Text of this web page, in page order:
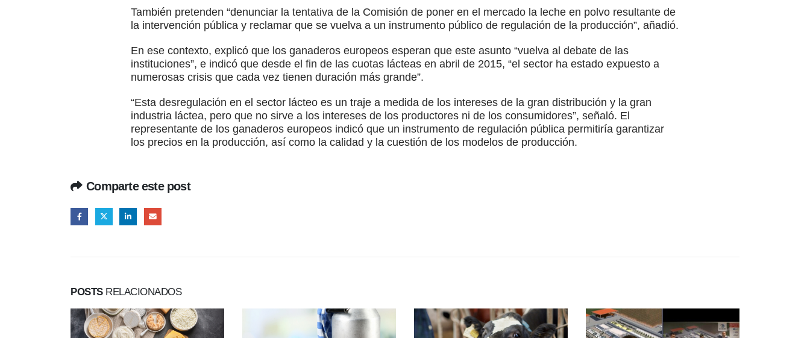
También pretenden “denunciar la tentativa de la Comisión de poner en el mercado la leche en polvo resultante de
la intervención pública y reclamar que se vuelva a un instrumento público de regulación de la producción”, añadió.
En ese contexto, explicó que los ganaderos europeos esperan que este asunto “vuelva al debate de las
instituciones”, e indicó que desde el fin de las cuotas lácteas en abril de 2015, “el sector ha estado expuesto a
numerosas crisis que cada vez tienen duración más grande”.
“Esta desregulación en el sector lácteo es un traje a medida de los intereses de la gran distribución y la gran
industria láctea, pero que no sirve a los intereses de los productores ni de los consumidores”, señaló. El
representante de los ganaderos europeos indicó que un instrumento de regulación pública permitiría garantizar
los precios en la producción, así como la calidad y la cuestión de los modelos de producción.
Comparte este post
POSTSRELACIONADOS